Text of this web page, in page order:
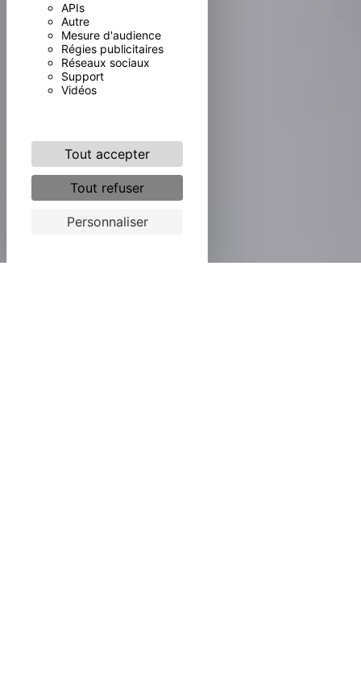
APIs
Autre
Mesure d'audience
Régies publicitaires
Réseaux sociaux
Support
Vidéos
Tout accepter
Tout refuser
Personnaliser